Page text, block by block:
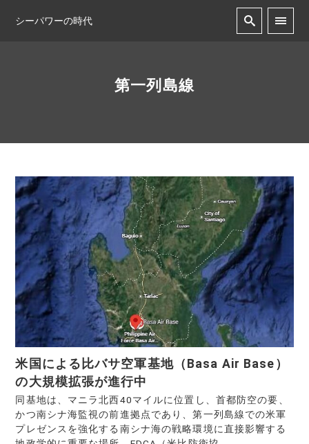
シーパワーの時代
第一列島線
米国による比バサ空軍基地（Basa Air Base）
の大規模拡張が進行中
同基地は、マニラ北西40マイルに位置し、首都防空の要、
かつ南シナ海監視の前進拠点であり、第一列島線での米軍
プレゼンスを強化する南シナ海の戦略環境に直接影響する